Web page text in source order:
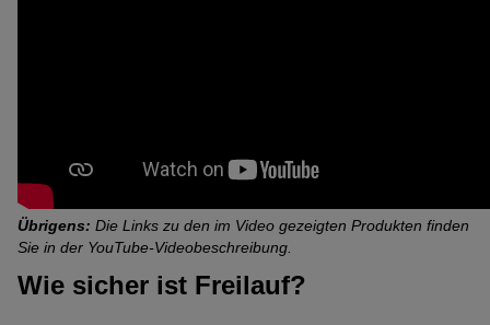
Übrigens: Die Links zu den im Video gezeigten Produkten finden
Sie in der YouTube-Videobeschreibung.
Wie sicher ist Freilauf?